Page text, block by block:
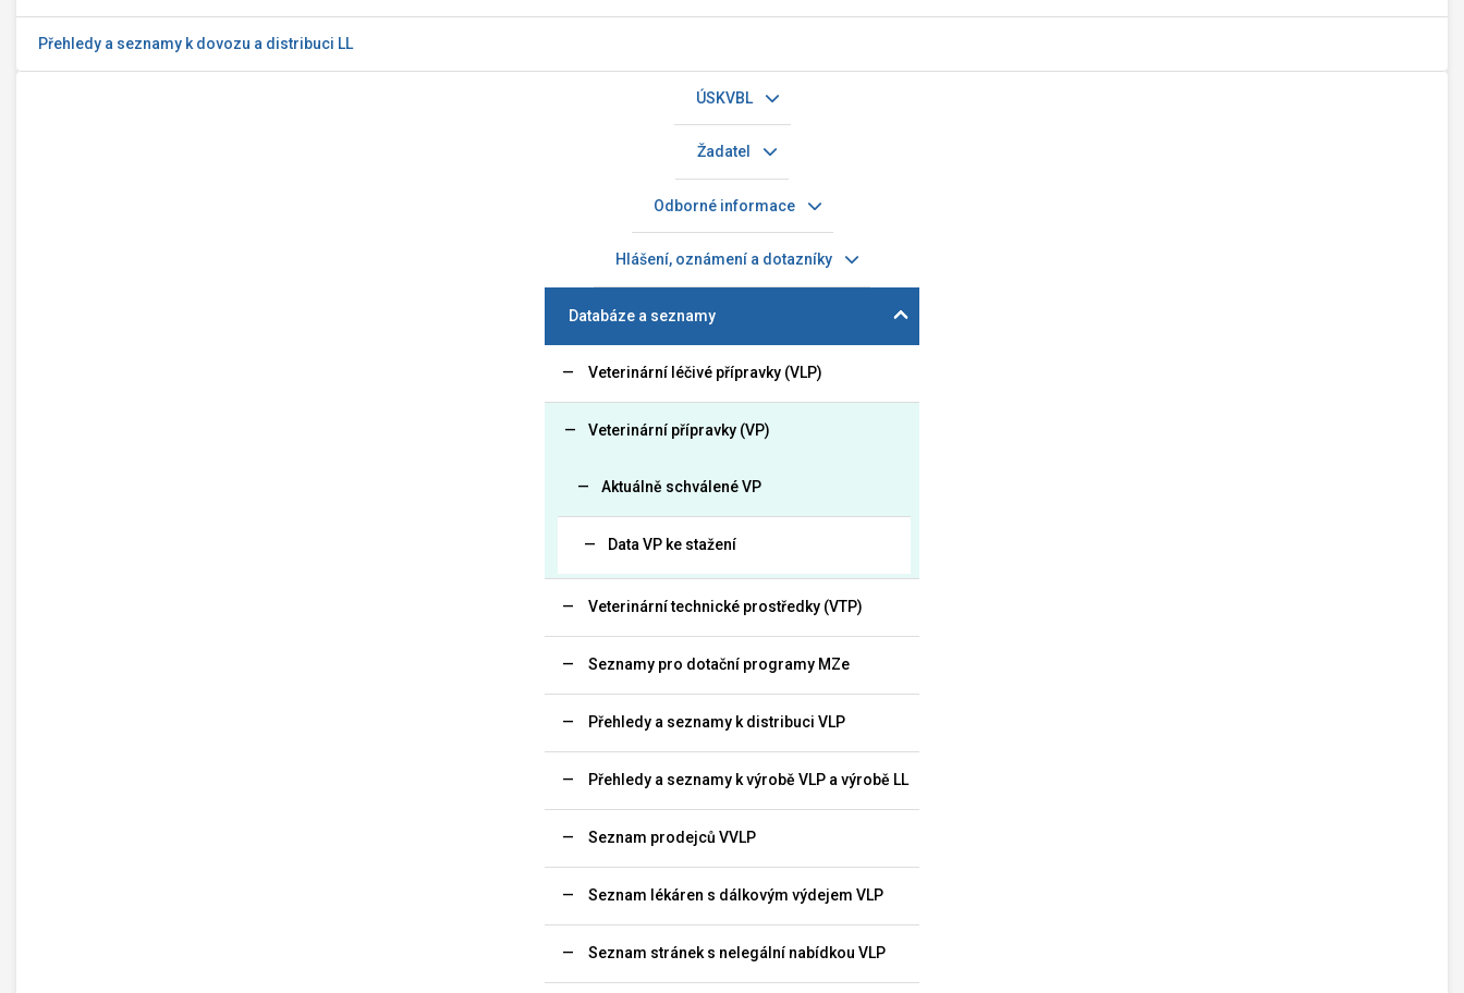
Přehledy a seznamy k dovozu a distribuci LL
ÚSKVBL
Žadatel
Odborné informace
Hlášení, oznámení a dotazníky
Databáze a seznamy
Veterinární léčivé přípravky (VLP)
Veterinární přípravky (VP)
Aktuálně schválené VP
Data VP ke stažení
Veterinární technické prostředky (VTP)
Seznamy pro dotační programy MZe
Přehledy a seznamy k distribuci VLP
Přehledy a seznamy k výrobě VLP a výrobě LL
Seznam prodejců VVLP
Seznam lékáren s dálkovým výdejem VLP
Seznam stránek s nelegální nabídkou VLP